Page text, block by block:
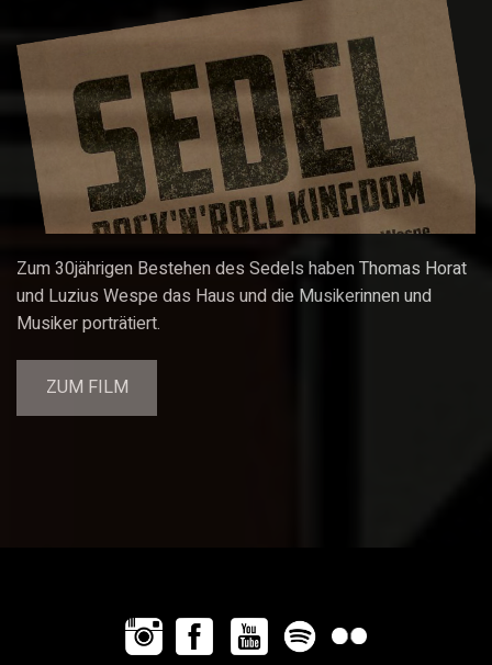
Zum 30jährigen Bestehen des Sedels haben Thomas Horat
und Luzius Wespe das Haus und die Musikerinnen und
Musiker porträtiert.
ZUM FILM